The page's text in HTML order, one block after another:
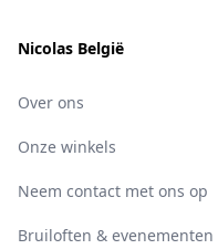
Nicolas België
Over ons
Onze winkels
Neem contact met ons op
Bruiloften & evenementen